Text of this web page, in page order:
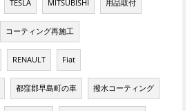
TESLA MITSUBISHI 用品取付
コーティング再施工
RENAULT Fiat
都窪郡早島町の車 撥水コーティング